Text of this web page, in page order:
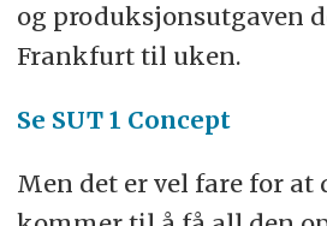
og produksjonsutgaven
Frankfurt til uken.
Se SUT 1 Concept
Men det er vel fare for at